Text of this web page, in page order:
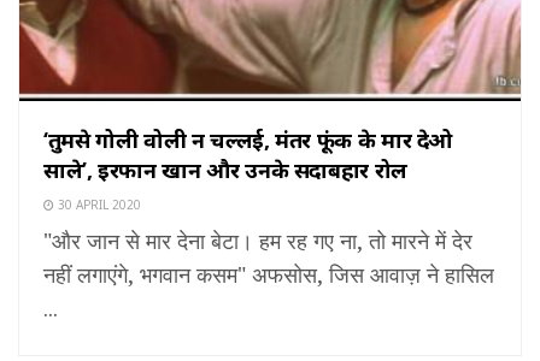
‘तुमसे गोली वोली न चल्लई, मंतर फूंक के मार देओ
साले’, इरफान खान और उनके सदाबहार रोल
30 APRIL 2020
"और जान से मार देना बेटा। हम रह गए ना, तो मारने में देर
नहीं लगाएंगे, भगवान कसम" अफसोस, जिस आवाज़ ने हासिल
...